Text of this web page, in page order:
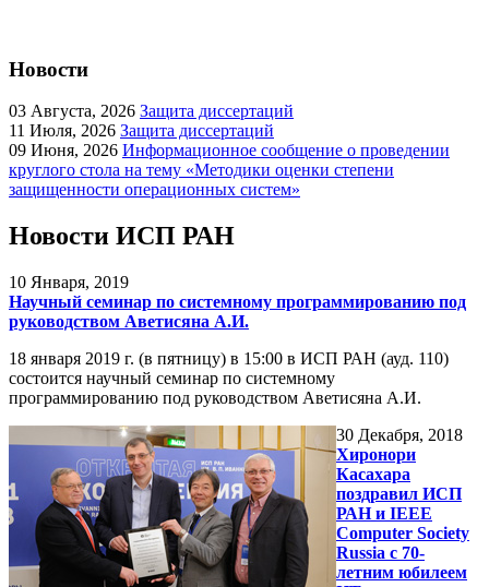
Новости
03 Августа, 2026 Защита диссертаций
11 Июля, 2026 Защита диссертаций
09 Июня, 2026 Информационное сообщение о проведении
круглого стола на тему «Методики оценки степени
защищенности операционных систем»
Новости ИСП РАН
10 Января, 2019
Научный семинар по системному программированию под
руководством Аветисяна А.И.
18 января 2019 г. (в пятницу) в 15:00 в ИСП РАН (ауд. 110)
состоится научный семинар по системному
программированию под руководством Аветисяна А.И.
30 Декабря, 2018
Хиронори
Касахара
поздравил ИСП
РАН и IEEE
Computer Society
Russia с 70-
летним юбилеем